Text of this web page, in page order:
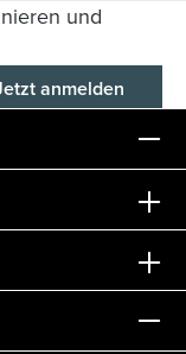
und